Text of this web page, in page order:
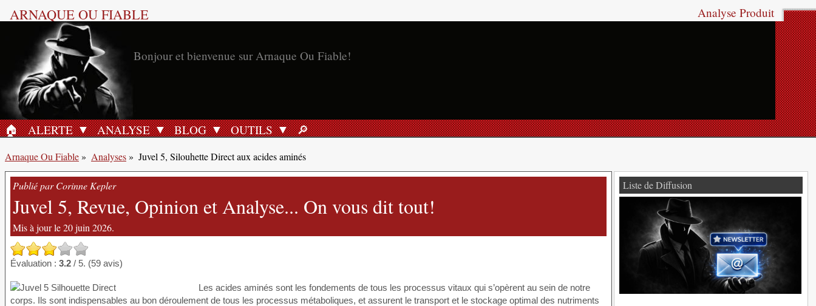
ARNAQUE OU FIABLE
Analyse Produit
ACCUEIL
🏠︎ ALERTE ANALYSE BLOG OUTILS RECHERCHER
🔎︎
Arnaque Ou Fiable» Analyses» Juvel 5, Silouhette Direct aux acides aminés
Publié par Corinne Kepler
Juvel 5, Revue, Opinion et Analyse... On vous dit tout!
Mis à jour le 20 juin 2026.
Évaluation : 3.2 / 5. (59 avis)
Les acides aminés sont les fondements de tous les processus vitaux qui s’opèrent au sein de notre
corps. Ils sont indispensables au bon déroulement de tous les processus métaboliques, et assurent le transport et le stockage optimal des nutriments
Liste de Diffusion